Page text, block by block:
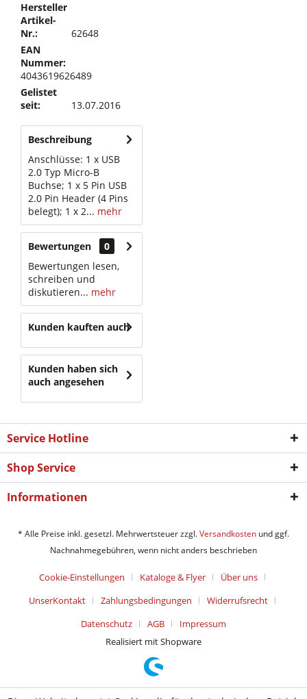
Hersteller
Artikel-
Nr.:
62648
EAN
Nummer:
4043619626489
Gelistet
seit:
13.07.2016
Beschreibung
Anschlüsse: 1 x USB
2.0 Typ Micro-B
Buchse; 1 x 5 Pin USB
2.0 Pin Header (4 Pins
belegt); 1 x 2... mehr
Bewertungen
0
Bewertungen lesen,
schreiben und
diskutieren... mehr
Kunden kauften auch
Kunden haben sich
auch angesehen
Service Hotline
Shop Service
Informationen
* Alle Preise inkl. gesetzl. Mehrwertsteuer zzgl.Versandkosten und ggf.
Nachnahmegebühren, wenn nicht anders beschrieben
Cookie-Einstellungen Kataloge & Flyer
Über uns
UnserKontakt
Zahlungsbedingungen
Widerrufsrecht
Datenschutz
AGB
Impressum
Realisiert mit Shopware